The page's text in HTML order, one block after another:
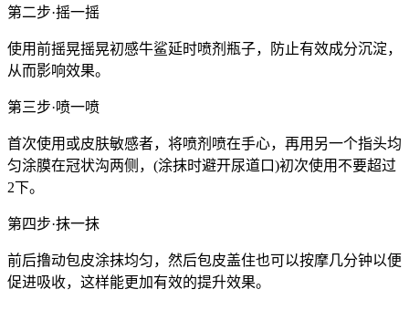
第二步·摇一摇
使用前摇晃摇晃初感牛鲨延时喷剂瓶子，防止有效成分沉淀，
从而影响效果。
第三步·喷一喷
首次使用或皮肤敏感者，将喷剂喷在手心，再用另一个指头均
匀涂膜在冠状沟两侧，(涂抹时避开尿道口)初次使用不要超过
2下。
第四步·抹一抹
前后撸动包皮涂抹均匀，然后包皮盖住也可以按摩几分钟以便
促进吸收，这样能更加有效的提升效果。